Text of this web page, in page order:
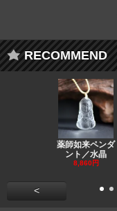
RECOMMEND
薬師如来ペンダ
ント／水晶
8,860円
<